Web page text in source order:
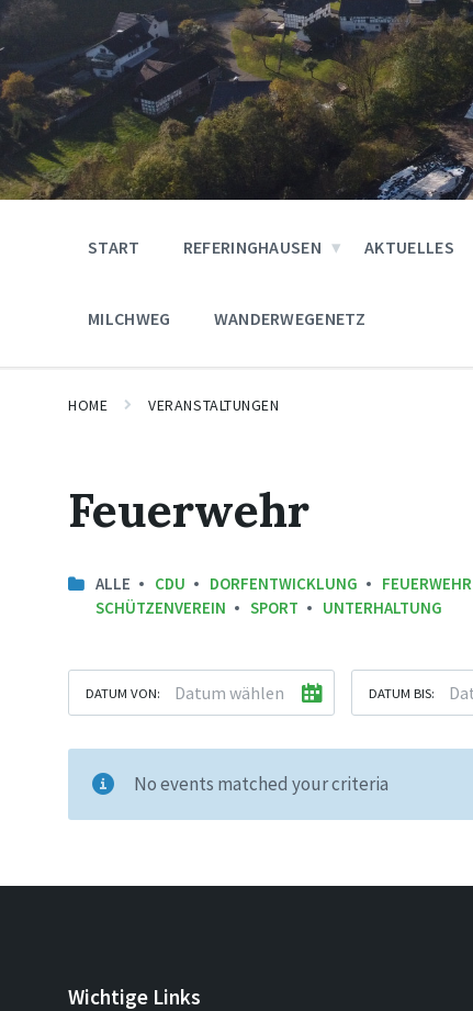
START REFERINGHAUSEN AKTUELLES
MILCHWEG WANDERWEGENETZ
HOME VERANSTALTUNGEN
Feuerwehr
ALLE CDU DORFENTWICKLUNG FEUERWEHR
SCHÜTZENVEREIN
SPORT UNTERHALTUNG
DATUM VON: DATUM BIS:
No events matched your criteria
Wichtige Links